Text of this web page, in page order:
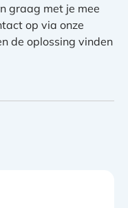
graag met je mee
op via onze
de oplossing vinden